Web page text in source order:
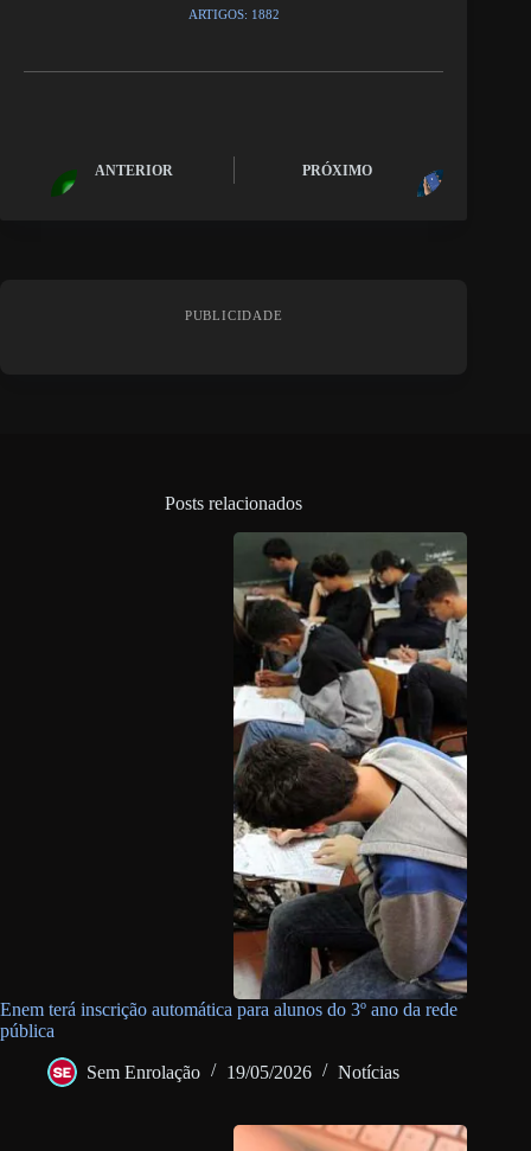
ARTIGOS: 1882
ANTERIOR PRÓXIMO
PUBLICIDADE
Posts relacionados
Enem terá inscrição automática para alunos do 3º ano da rede
pública
Sem Enrolação 19/05/2026 Notícias